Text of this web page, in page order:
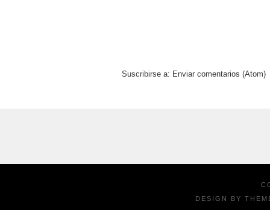
Suscribirse a: Enviar comentarios (Atom)
DESIGN BY